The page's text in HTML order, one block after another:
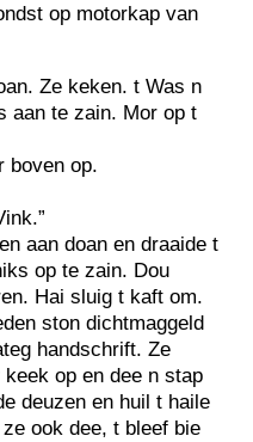
op motorkap van
Ze keken. t Was n
aan te zain. Mor op t
boven op.
aan doan en draaide t
op te zain. Dou
Hai sluig t kaft om.
ston dichtmaggeld
handschrift. Ze
op en dee n stap
deuzen en huil t haile
ook dee, t bleef bie